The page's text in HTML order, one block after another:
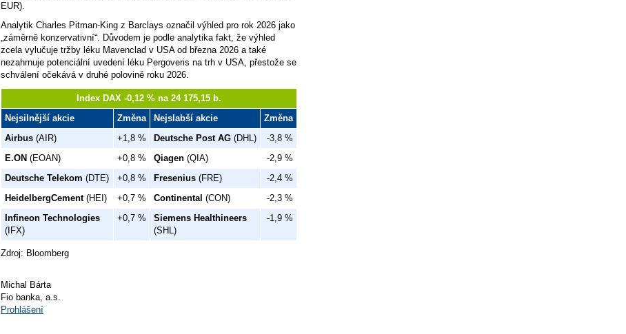
EUR).
Analytik Charles Pitman-King z Barclays označil výhled pro rok 2026 jako
„záměrně konzervativní“. Důvodem je podle analytika fakt, že výhled
zcela vylučuje tržby léku Mavenclad v USA od března 2026 a také
nezahrnuje potenciální uvedení léku Pergoveris na trh v USA, přestože se
schválení očekává v druhé polovině roku 2026.
Index DAX -0,12 % na 24 175,15 b.
Nejsilnější akcie
Změna Nejslabší akcie
Změna
Airbus (AIR) +1,8 % Deutsche Post AG (DHL)
-3,8 %
E.ON (EOAN) +0,8 % Qiagen (QIA)
-2,9 %
Deutsche Telekom (DTE) +0,8 % Fresenius (FRE)
-2,4 %
HeidelbergCement(HEI) +0,7 % Continental (CON)
-2,3 %
Infineon Technologies
(IFX)
+0,7 %
Siemens Healthineers
(SHL)
-1,9 %
Zdroj: Bloomberg
Michal Bárta
Fio banka, a.s.
Prohlášení